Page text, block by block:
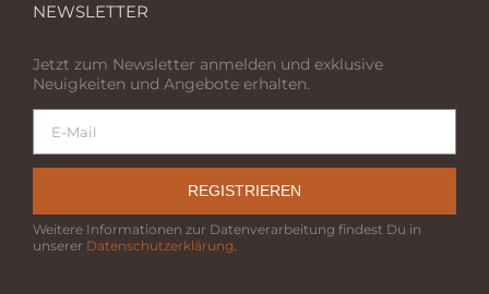
NEWSLETTER
Jetzt zum Newsletter anmelden und exklusive
Neuigkeiten und Angebote erhalten.
REGISTRIEREN
Weitere Informationen zur Datenverarbeitung findest Du in
unserer Datenschutzerklärung.